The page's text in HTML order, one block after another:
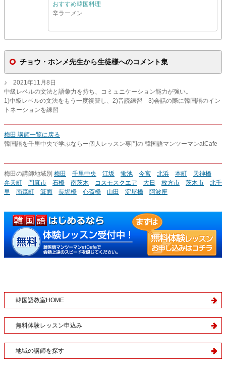
おすすめ韓国料理
辛ラーメン
チョウ・ホンメ先生から生徒様へのコメント集
♪ 2021年11月8日
中級レベルの文法と語彙力を持ち、コミュニケーション能力が強い。
1)中級レベルの文法をもう一度復讐し、2)音読練習 3)会話の際に韓国語のイン
トネーションを練習
梅田 講師一覧に戻る
韓国語を千里中央で学ぶならー個人レッスン専門の 韓国語マンツーマンatCafe
梅田の講師地域別 梅田 千里中央 江坂 蛍池 今宮 北浜 本町
天神橋
弁天町
門真市 石橋 南茨木 コスモスクエア 大日 枚方市 茨木市
北千
里
南森町 箕面 長堀橋 心斎橋 山田 淀屋橋 阿波座
韓国語教室HOME
無料体験レッスン申込み
地域の講師を探す